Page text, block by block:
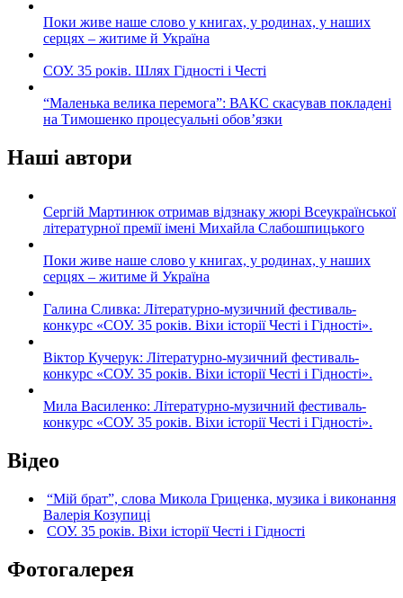
Поки живе наше слово у книгах, у родинах, у наших
серцях – житиме й Україна
СОУ. 35 років. Шлях Гідності і Честі
“Маленька велика перемога”: ВАКС скасував покладені
на Тимошенко процесуальні обов’язки
Наші автори
Сергій Мартинюк отримав відзнаку жюрі Всеукраїнської
літературної премії імені Михайла Слабошпицького
Поки живе наше слово у книгах, у родинах, у наших
серцях – житиме й Україна
Галина Сливка: Літературно-музичний фестиваль-
конкурс «СОУ. 35 років. Віхи історії Честі і Гідності».
Віктор Кучерук: Літературно-музичний фестиваль-
конкурс «СОУ. 35 років. Віхи історії Честі і Гідності».
Мила Василенко: Літературно-музичний фестиваль-
конкурс «СОУ. 35 років. Віхи історії Честі і Гідності».
Відео
“Мій брат”, слова Микола Гриценка, музика і виконання
Валерія Козупиці
СОУ. 35 років. Віхи історії Честі і Гідності
Фотогалерея